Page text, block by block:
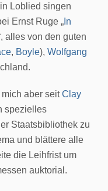
Loblied singen
Ernst Ruge „ In
alles von den guten
, Boyle),Wolfgang
mich aber seitClay
spezielles
Staatsbibliothek zu
und blättere alle
die Leihfrist um
auktorial.